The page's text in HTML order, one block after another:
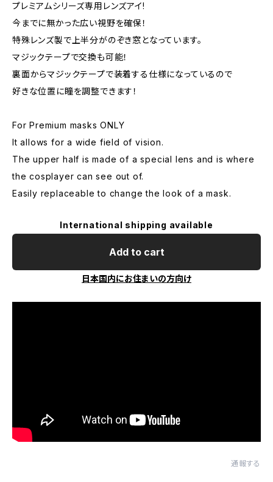
プレミアムシリーズ専用レンズアイ!
今までに無かった広い視野を確保！
特殊レンズ製で上半分がのぞき窓となっています。
マジックテープで交換も可能！
裏面からマジックテープで装着する仕様になっているので
好きな位置に瞳を調整できます！
For Premium masks ONLY
It allows for a wide field of vision.
The upper half is made of a special lens and is where
the cosplayer can see out of.
Easily replaceable to change the look of a mask.
International shipping available
Add to cart
日本国内にお住まいの方向け
通報する